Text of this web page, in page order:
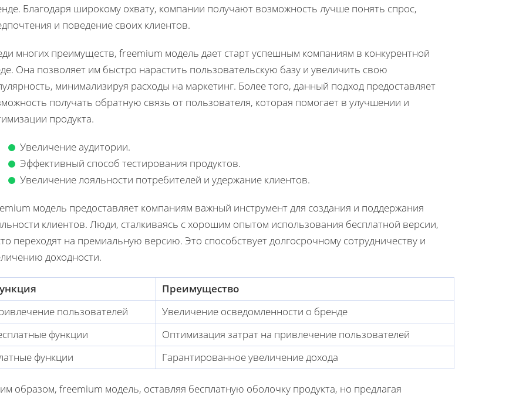
Благодаря широкому охвату, компании получают возможность лучше понять спрос,
и поведение своих клиентов.
многих преимуществ, freemium модель дает старт успешным компаниям в конкурентной
Она позволяет им быстро нарастить пользовательскую базу и увеличить свою
минимализируя расходы на маркетинг. Более того, данный подход предоставляет
получать обратную связь от пользователя, которая помогает в улучшении и
продукта.
Увеличение аудитории.
Эффективный способ тестирования продуктов.
Увеличение лояльности потребителей и удержание клиентов.
модель предоставляет компаниям важный инструмент для создания и поддержания
клиентов. Люди, сталкиваясь с хорошим опытом использования бесплатной версии,
переходят на премиальную версию. Это способствует долгосрочному сотрудничеству и
доходности.
Преимущество
пользователей
Увеличение осведомленности о бренде
функции
Оптимизация затрат на привлечение пользователей
функции
Гарантированное увеличение дохода
образом, freemium модель, оставляя бесплатную оболочку продукта, но предлагая